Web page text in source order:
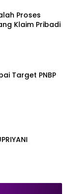
Proses
Klaim Pribadi
Target PNBP